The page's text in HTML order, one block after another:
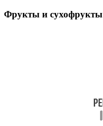
Фрукты и сухофрукты